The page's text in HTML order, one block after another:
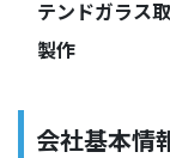
テンドガラス
製作
会社基本情